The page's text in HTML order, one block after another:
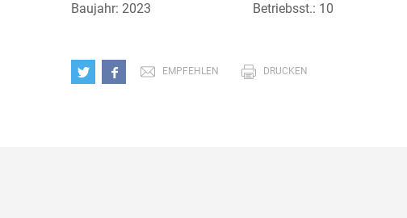
Baujahr: 2023 Betriebsst.: 10
EMPFEHLEN DRUCKEN